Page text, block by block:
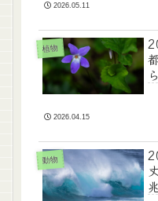
2026.05.11
植物
2026.04.15
動物